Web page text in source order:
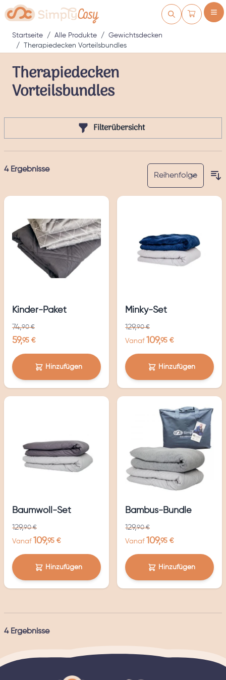
Zum Inhalt springen
Warenkorb
Startseite / Alle Produkte /
Gewichtsdecken
/
Therapiedecken Vorteilsbundles
Therapiedecken
Vorteilsbundles
Filterübersicht
4Ergebnisse
Kinder-Paket
74,90 €
59,95 €
Hinzufügen
Minky-Set
129,90 €
Vanaf 109,95 €
Hinzufügen
Baumwoll-Set
129,90 €
Vanaf 109,95 €
Hinzufügen
Bambus-Bundle
129,90 €
Vanaf 109,95 €
Hinzufügen
4Ergebnisse